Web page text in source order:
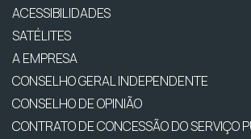
ACESSIBILIDADES
SATÉLITES
A EMPRESA
CONSELHO GERAL INDEPENDENTE
CONSELHO DE OPINIÃO
CONTRATO DE CONCESSÃO DO SERVIÇO